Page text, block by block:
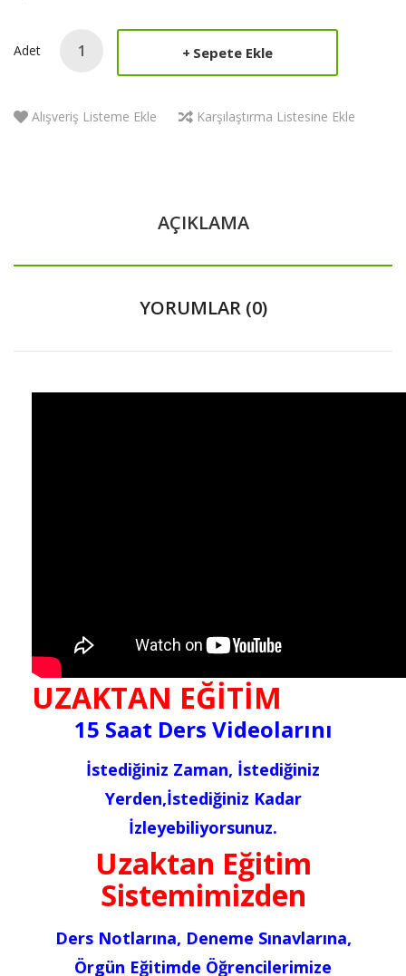
Adet Sepete Ekle
Alışveriş Listeme Ekle Karşılaştırma Listesine Ekle
AÇIKLAMA
YORUMLAR (0)
UZAKTAN EĞİTİM
15 Saat Ders Videolarını
İstediğiniz Zaman, İstediğiniz
Yerden,İstediğiniz Kadar
İzleyebiliyorsunuz.
Uzaktan Eğitim
Sistemimizden
Ders Notlarına, Deneme Sınavlarına,
Örgün Eğitimde Öğrencilerimize